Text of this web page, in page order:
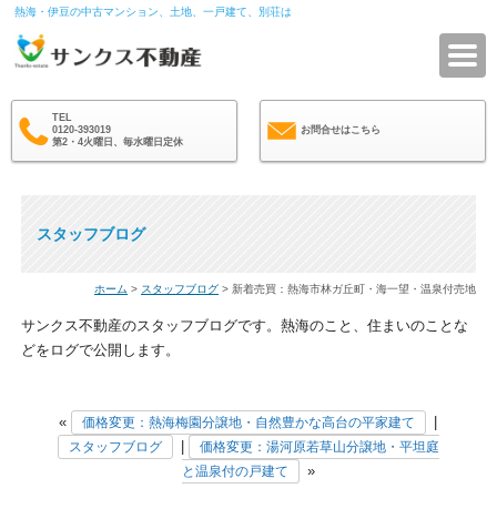
熱海・伊豆の中古マンション、土地、一戸建て、別荘は
TEL
0120-393019
第2・4火曜日、毎水曜日定休
お問合せはこちら
スタッフブログ
ホーム > スタッフブログ > 新着売買：熱海市林ガ丘町・海一望・温泉付売地
サンクス不動産のスタッフブログです。熱海のこと、住まいのことな
どをログで公開します。
« 価格変更：熱海梅園分譲地・自然豊かな高台の平家建て
スタッフブログ
価格変更：湯河原若草山分譲地・平坦庭
と温泉付の戸建て
»